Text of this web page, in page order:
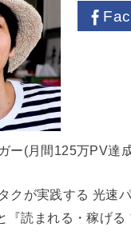
ー(月間125万PV達
クが実践する 光速
『読まれる・稼げる